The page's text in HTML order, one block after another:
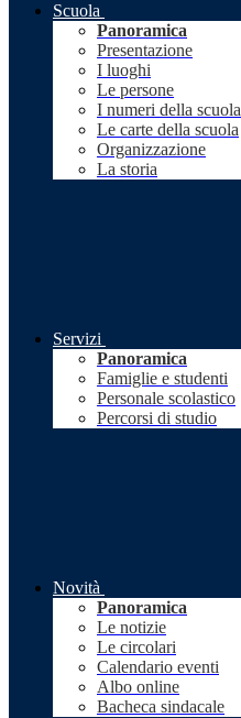
Scuola
Panoramica
Presentazione
I luoghi
Le persone
I numeri della scuola
Le carte della scuola
Organizzazione
La storia
Servizi
Panoramica
Famiglie e studenti
Personale scolastico
Percorsi di studio
Novità
Panoramica
Le notizie
Le circolari
Calendario eventi
Albo online
Bacheca sindacale